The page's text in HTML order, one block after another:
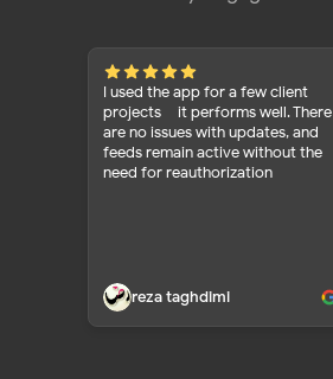
I used the app for a few client
projects – it performs well. There
are no issues with updates, and
feeds remain active without the
need for reauthorization
reza taghdimi